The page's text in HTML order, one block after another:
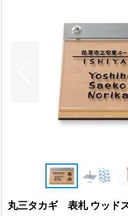
丸三タカギ 表札 ウッド